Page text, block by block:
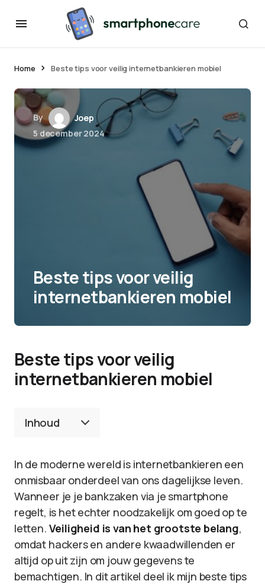
Home Beste tips voor veilig internetbankieren mobiel
By
Joep
5 december 2024
Beste tips voor veilig
internetbankieren mobiel
Beste tips voor veilig
internetbankieren mobiel
Inhoud
In de moderne wereld is internetbankieren een
onmisbaar onderdeel van ons dagelijkse leven.
Wanneer je je bankzaken via je smartphone
regelt, is het echter noodzakelijk om goed op te
letten. Veiligheid is van het grootste belang,
omdat hackers en andere kwaadwillenden er
altijd op uit zijn om jouw gegevens te
bemachtigen. In dit artikel deel ik mijn beste tips